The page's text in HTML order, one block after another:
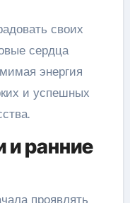
своих
сердца
энергия
и успешных
и ранние
проявлять